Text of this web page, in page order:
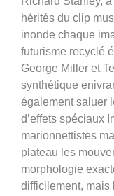
hérités du clip
inonde chaque
futurisme recyclé
George Miller et
synthétique
également saluer
d’effets spéciaux
marionnettistes
plateau les
morphologie
difficilement, mais